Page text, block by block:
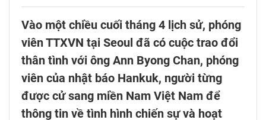
Vào một chiều cuối tháng 4 lịch sử, phóng
viên TTXVN tại Seoul đã có cuộc trao đổi
thân tình với ông Ann Byong Chan, phóng
viên của nhật báo Hankuk, người từng
được cử sang miền Nam Việt Nam để
thông tin về tình hình chiến sự và hoạt